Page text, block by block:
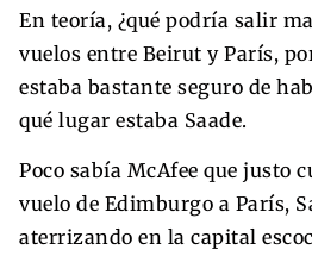
En teoría, ¿qué podría salir
vuelos entre Beirut y París,
estaba bastante seguro de
qué lugar estaba Saade.
Poco sabía McAfee que justo
vuelo de Edimburgo a París,
aterrizando en la capital